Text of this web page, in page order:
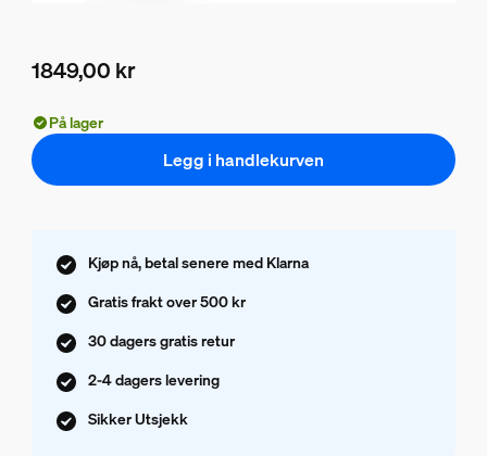
1849,00 kr
På lager
Legg i handlekurven
Kjøp nå, betal senere med Klarna
Gratis frakt over 500 kr
30 dagers gratis retur
2-4 dagers levering
Sikker Utsjekk